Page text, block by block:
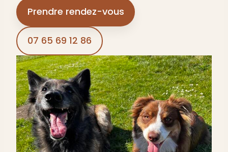
Prendre rendez-vous
07 65 69 12 86